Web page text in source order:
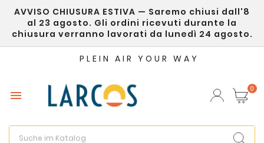
AVVISO CHIUSURA ESTIVA — Saremo chiusi dall'8
al 23 agosto. Gli ordini ricevuti durante la
chiusura verranno lavorati da lunedì 24 agosto.
PLEIN AIR YOUR WAY
 0
Wunschliste erstellen ×
Name der Wunschliste
Abbrechen Wunschliste erstellen